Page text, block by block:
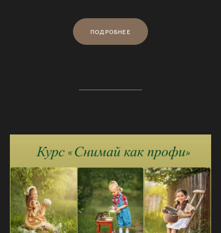
ПОДРОБНЕЕ